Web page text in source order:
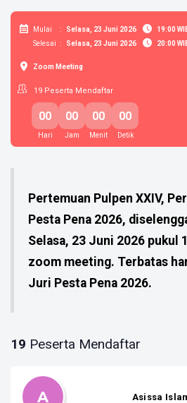
Mulai : Selasa, 23 Juni 2026
19:00
Selesai : Selasa, 23 Juni 2026 20:00
Zoom Meeting
00 00 00 00
Hari Jam Menit Detik
19 Peserta Mendaftar
Pertemuan Pulpen XXIV,
Pesta Pena 2026,
Selasa, 23 Juni 2026 pukul
zoom meeting. Terbatas
Juri Pesta Pena 2026.
19 Peserta Mendaftar
A Asissa